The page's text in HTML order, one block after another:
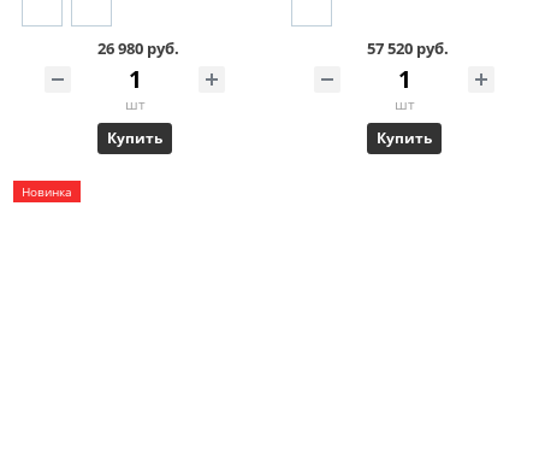
26 980 руб.
шт
Купить
57 520 руб.
шт
Купить
Новинка